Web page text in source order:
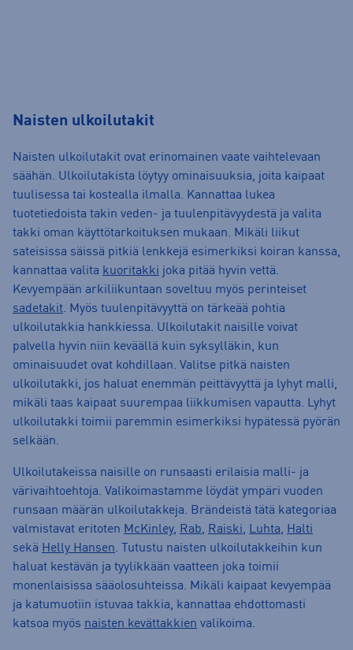
Naisten ulkoilutakit
Naisten ulkoilutakit ovat erinomainen vaate vaihtelevaan
säähän. Ulkoilutakista löytyy ominaisuuksia, joita kaipaat
tuulisessa tai kostealla ilmalla. Kannattaa lukea
tuotetiedoista takin veden- ja tuulenpitävyydestä ja valita
takki oman käyttötarkoituksen mukaan. Mikäli liikut
sateisissa säissä pitkiä lenkkejä esimerkiksi koiran kanssa,
kannattaa valita kuoritakki joka pitää hyvin vettä.
Kevyempään arkiliikuntaan soveltuu myös perinteiset
sadetakit. Myös tuulenpitävyyttä on tärkeää pohtia
ulkoilutakkia hankkiessa. Ulkoilutakit naisille voivat
palvella hyvin niin keväällä kuin syksylläkin, kun
ominaisuudet ovat kohdillaan. Valitse pitkä naisten
ulkoilutakki, jos haluat enemmän peittävyyttä ja lyhyt malli,
mikäli taas kaipaat suurempaa liikkumisen vapautta. Lyhyt
ulkoilutakki toimii paremmin esimerkiksi hypätessä pyörän
selkään.
Ulkoilutakeissa naisille on runsaasti erilaisia malli- ja
värivaihtoehtoja. Valikoimastamme löydät ympäri vuoden
runsaan määrän ulkoilutakkeja. Brändeistä tätä kategoriaa
valmistavat eritoten McKinley, Rab, Raiski, Luhta, Halti
sekä Helly Hansen. Tutustu naisten ulkoilutakkeihin kun
haluat kestävän ja tyylikkään vaatteen joka toimii
monenlaisissa sääolosuhteissa. Mikäli kaipaat kevyempää
ja katumuotiin istuvaa takkia, kannattaa ehdottomasti
katsoa myös naisten kevättakkien valikoima.